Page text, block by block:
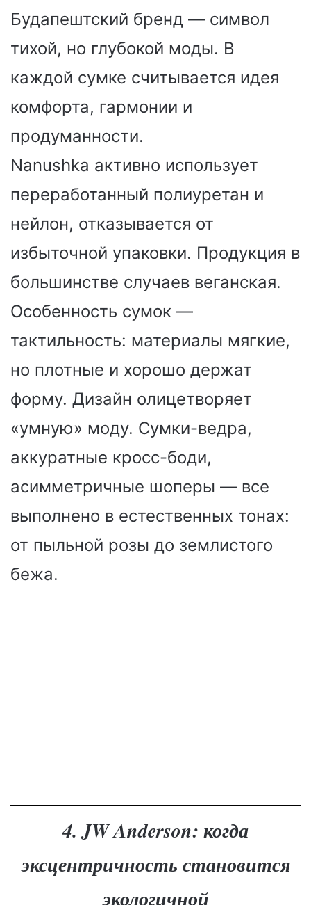
Будапештский бренд — символ
тихой, но глубокой моды. В
каждой сумке считывается идея
комфорта, гармонии и
продуманности.
Nanushka активно использует
переработанный полиуретан и
нейлон, отказывается от
избыточной упаковки. Продукция в
большинстве случаев веганская.
Особенность сумок —
тактильность: материалы мягкие,
но плотные и хорошо держат
форму. Дизайн олицетворяет
«умную» моду. Сумки-ведра,
аккуратные кросс-боди,
асимметричные шоперы — все
выполнено в естественных тонах:
от пыльной розы до землистого
бежа.
4. JW Anderson: когда
эксцентричность становится
экологичной